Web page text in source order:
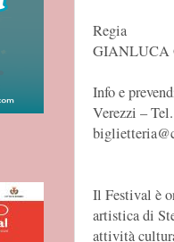
Regia
GIANLUCA
Info e
Verezzi –
Il Festival è
artistica di
attività